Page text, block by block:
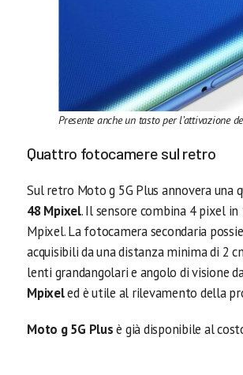
Presente anche un tasto per l’attivazione
Quattro fotocamere sul retro
Sul retro Moto g 5G Plus annovera una
48 Mpixel. Il sensore combina 4 pixel
Mpixel. La fotocamera secondaria
acquisibili da una distanza minima di 2
lenti grandangolari e angolo di visione
Mpixeled è utile al rilevamento della
Moto g 5G Plusè già disponibile al